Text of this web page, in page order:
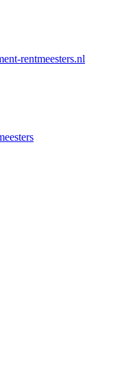
rentmeesters.nl